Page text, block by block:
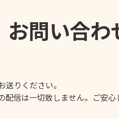
お問い合わ
りください。
信は一切致しません。ご安心